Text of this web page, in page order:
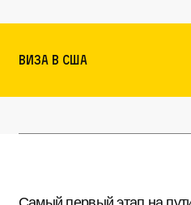
Виза в США